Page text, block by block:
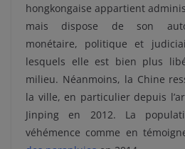
hongkongaise appartient
mais dispose de son
monétaire, politique et
lesquels elle est bien plus
milieu. Néanmoins, la Chine
la ville, en particulier depuis
Jinping en 2012. La
véhémence comme en